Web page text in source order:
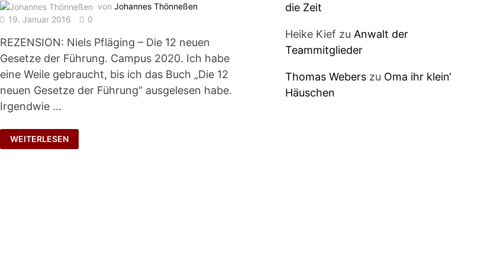
vonJohannes Thönneßen
19. Januar 2016
0
REZENSION: Niels Pfläging – Die 12 neuen
Gesetze der Führung. Campus 2020. Ich habe
eine Weile gebraucht, bis ich das Buch „Die 12
neuen Gesetze der Führung“ ausgelesen habe.
Irgendwie …
MANAGEMENTMANAGEMENT
WEITERLESEN
die Zeit
Heike Kief zu Anwalt der
Teammitglieder
Thomas Weberszu Oma ihr klein‘
Häuschen